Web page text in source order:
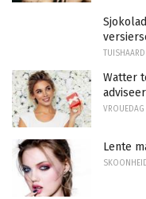
TUISHAARD
Watter
adviseer
VROUEDAG
Lente